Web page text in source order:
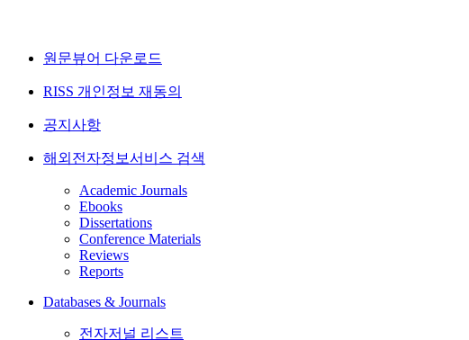
원문뷰어 다운로드
RISS 개인정보 재동의
공지사항
해외전자정보서비스 검색
Academic Journals
Ebooks
Dissertations
Conference Materials
Reviews
Reports
Databases & Journals
전자저널 리스트